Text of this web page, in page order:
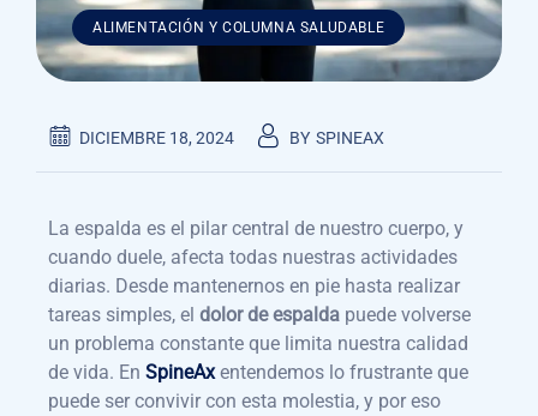
ALIMENTACIÓN Y COLUMNA SALUDABLE
DICIEMBRE 18, 2024 BY SPINEAX
La espalda es el pilar central de nuestro cuerpo, y
cuando duele, afecta todas nuestras actividades
diarias. Desde mantenernos en pie hasta realizar
tareas simples, el dolor de espalda puede volverse
un problema constante que limita nuestra calidad
de vida. En SpineAxentendemos lo frustrante que
puede ser convivir con esta molestia, y por eso